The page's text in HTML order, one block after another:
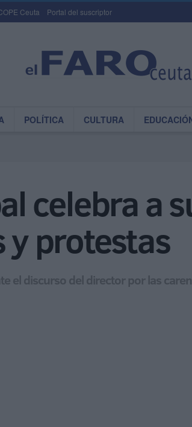
Ceuta Portal del suscriptor
POLÍTICA CULTURA
celebra a
protestas
el discurso del director por las